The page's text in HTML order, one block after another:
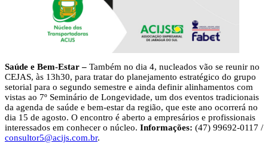
Saúde e Bem-Estar – Também no dia 4, nucleados vão se reunir no
CEJAS, às 13h30, para tratar do planejamento estratégico do grupo
setorial para o segundo semestre e ainda definir alinhamentos com
vistas ao 7º Seminário de Longevidade, um dos eventos tradicionais
da agenda de saúde e bem-estar da região, que este ano ocorrerá no
dia 15 de agosto. O encontro é aberto a empresários e profissionais
interessados em conhecer o núcleo. Informações: (47) 99692-0117 /
consultor5@acijs.com.br.